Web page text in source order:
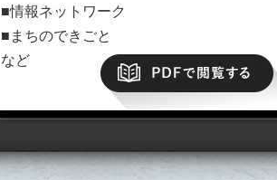
■情報ネットワーク
■まちのできごと
など